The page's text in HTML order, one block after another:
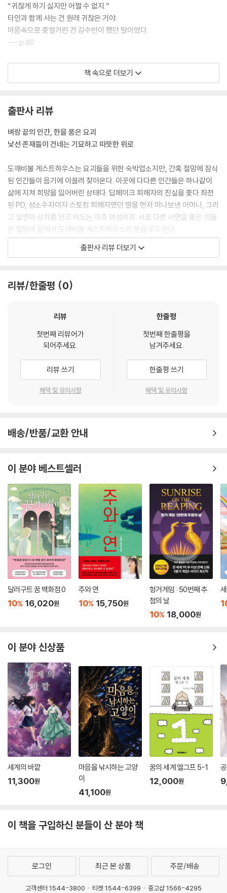
“귀찮게 하기 싫지만 어쩔 수 없지.”
타인과 함께 사는 건 원래 귀찮은 거야.
마음속으로 중얼거린 건 김수빈이 했던 말이었다.
--- p.80
“아뇨. 어, 저 남자. 갑자기 우네.”
허공에 비친 이단지가 휴대전화 액정을 보며 엉엉 울기 시작했다.
“얘 좀 봐. 여기가 클럽이니? 매칭이 뭐야. 없어, 그런 거. 말했잖아. 애초에
한 있는 자들만 여길 발견할 수 있다고. 그래도 저 남자는 괜찮을 거야. 저
기 봐. 아, 넌 안 보이겠구나. 저 남자가 길렀다던 고양이가 등 뒤에 딱 붙어
--- p.146
“흥. 난 귀여우니까 괜찮아.”
그렇게 말하면서도 묘아두는 날개 위로 냉큼 올라탔다.
“뭐, 이젠 내가 아니라도 저 아이의 말을 들어줄 사람이 생겼으니 괜찮겠
지.”
--- p.153
“나는 더 이상 내 취재 탓에 누군가 죽었다는 죄책감을 견딜 수가 없습니
서태림은 자리에서 일어났다. 모미는 끝까지 서태림의 손을 놓지 않았다.
“도망치실 건가요?”
모미는 마지막 손가락에 힘을 주고 버티며 한 음절씩 스타카토로 끊어 말
했다. 할 수 있다면 말을 화살촉처럼 깎아서 태림의 가슴에 박아 넣고 싶었
“책임이 있다고 느끼신다면 더더욱 도망가서는 안 되잖아요.”
--- p.229
안에 메아리치는 맹수의 울음과도 닮은 외침이었다. 고개를 든 모미는 거
란 검은 날개를 단 남자였다. 이제는 웬만큼 괴이한 일에는 익숙해진 모미
크게 펄럭였다.
--- p.200-201
“나는 어떻게 남들이 그런 걸 보게 되는지 설명할 수 없어요. 왜냐면 나도
모르니까요. 나는 그게 너무 싫고… 한심해요.”
“나경아.”
모미가 이불째 나경을 옆으로 굴리자, 나경은 버티지도 않고 이불을 끌어
안은 채 스르륵 옆으로 넘어갔다. 모미는 그런 나경의 몸을 덮듯이 끌어안
았다.
“이제 나는 네가 맛없는 걸 먹거나 배고픈 게 싫어. 이게 무슨 의미인지 모
르겠지만, 어쨌든 그래. 그러니까 네가 내 음식을 먹는 데 자격 같은 건 필
--- p.231
“허락받지 않았는데도 이 집에 들어올 수 있는 인간은.”
그건 악귀나 다름없는 존재일 것이다. 나경의 입술이 달싹거렸다. 도와줘,
이모. 그러나 목소리조차 엉켜버린 건지 안간힘을 써도 말할 수가 없었다.
남자의 손이, 지독한 악취가 점점 가까워졌다.
탕. 문 닫히는 소리가 총성처럼 울려 퍼졌다.
--- p.242
김수빈의 말대로다. 사랑은 사람을 바보로 만든다.
고양이처럼 발소리 죽여 걷는 작은 아이.
그 아이를 사랑하게 되었음을 모미는 인정해야만 했다.
“나는 지켜봐 주는 사람 없이 혼자 어른이 되었어. 그래서 나는 네가 어른
알 속에서 어린 새가 깨어나듯 웅크린 몸을 편 나경이 모미를 끌어안았다.
낙화처럼 흩날리던 불꽃도, 검은 날개도 흔적 없이 사라졌다.
책 속으로 더보기
출판사 리뷰
벼랑 끝의 인간, 한을 품은 요괴
낯선 존재들이 건네는 기묘하고 따뜻한 위로
도깨비불 게스트하우스는 요괴들을 위한 숙박업소지만, 간혹 절망에 잠식
된 인간들이 음기에 이끌려 찾아온다. 이곳에 다다른 인간들은 하나같이
삶에 지쳐 희망을 잃어버린 상태다. 딥페이크 피해자의 진실을 좇다 좌천
된 PD, 성소수자이자 스토킹 피해자였던 딸을 먼저 떠나보낸 어머니, 그리
고 실연의 상처를 안고 떠도는 이주 여성까지. 서로 다른 사연을 품은 이들
은 절망의 끝에서 도깨비불 게스트하우스의 문을 두드린다.
이 소설 속 요괴는 인간의 어둠을 먹어 치우는 존재들이다. 단, 인간이 품은
스의 문을 나서게 된다. 수백 년을 살아온 요괴는 인간보다 먼저 비슷한 고
낸 존재가 있다는 것만으로도 충분한 위로가 된다.
이 소설은 인간 손님들이 낯선 존재들과의 만남을 통해 마음속에 억눌러
놓은 감정을 조금씩 마주하고 다시 살아갈 힘을 찾아가는 과정을 있는 그
대로 보여준다. 삶이 지치고 버겁지만 누구에게도 말하지 못한 채 혼자 앓
고 있는 이들이 있다면, 소설 속 요괴들이 건네는 위로가 힘이 되어줄 것이
다. 같은 고통을 겪은 이들과의 연대는 다시 살아갈 이유가 되어주니까.
으스스하지만 다정한 요괴 힐링 판타지
존재”(66쪽)다. 이모와 조카이지만 생전 처음 만난 모미와 나경은 서먹하
기만 하다. 모미에게는 나경이 요괴 손님들만큼이나 어렵고, 나경에게도
모미의 존재가 갑작스럽다. 하지만 두 사람은 모미가 도깨비불 게스트하우
스를 운영하는 180일 동안 꼼짝없이 함께해야 하는 운명이다. 모미와 나경
은 한 달 동안이나 서로 본체만체하며 피해 다니다가 결국 모미의 언니이
자 나경의 엄마, 이승을 떠난 다미의 사십구재를 두고 크게 다투고 만다.
두 사람의 관계는 모미가 나경에게 솔직한 마음을 털어놓으며 서서히 변화
한다. 모미가 용기를 내서 나경에게 먼저 다가갈 수 있었던 것은, 동거인이
자 그 누구보다 각별한 존재였던 수빈에게서 “타인이 있어 채워지는 삶도
있다는 것”(85쪽)을 배웠기 때문이다. 보육원을 전전하며 타인을 믿지 않
는 삶을 살아온 모미가 수빈을 만나 둥그렇게 원이 되었듯, 고양이처럼 잔
뜩 사람을 경계하던 나경도 모미를 만나 함께하는 삶의 온기를 배워간다.
우리는 종종 마음속 깊은 곳에서는 다른 사람과 함께하고 싶어 하면서도
상처받기 싫어서 타인으로부터 숨곤 한다. 이 소설은 “타인과 함께 하는 건
귀찮은 일”(93쪽)이지만, 그럼에도 용기를 내어 손을 내밀었을 때 펼쳐지
는 세계가 있다는 사실을, 다정한 방식으로 보여준다.
출판사 리뷰 더보기
리뷰/한줄평 0
리뷰
첫번째 리뷰어가
되어주세요.
리뷰 쓰기
혜택 및 유의사항
한줄평
첫번째 한줄평을
남겨주세요.
한줄평 쓰기
혜택 및 유의사항
배송/반품/교환 안내
이 분야 베스트셀러
달러구트 꿈 백화점 0
10% 16,020원
주와 연
10% 15,750원
헝거게임 : 50번째 추
첨의 날
10% 18,000원
이 분야 신상품
세계의 바깥
11,300원
마음을 낚시하는 고양
이
41,100원
꿈의 세계 엘그프 5-1
12,000원
이 책을 구입하신 분들이 산 분야 책
로그인 최근 본 상품 주문/배송
고객센터 1544-3800 티켓 1544-6399 중고샵 1566-4295